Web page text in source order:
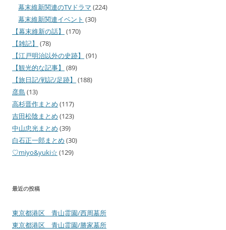
幕末維新関連のTVドラマ (224)
幕末維新関連イベント (30)
【幕末維新の話】
(170)
【雑記】
(78)
【江戸明治以外の史跡】
(91)
【観光的な記事】
(89)
【旅日記/戦記/足跡】
(188)
彦島 (13)
高杉晋作まとめ (117)
吉田松陰まとめ (123)
中山忠光まとめ (39)
白石正一郎まとめ (30)
♡miyo&yuki☆ (129)
最近の投稿
東京都港区 青山霊園/西周墓所
東京都港区 青山霊園/勝家墓所